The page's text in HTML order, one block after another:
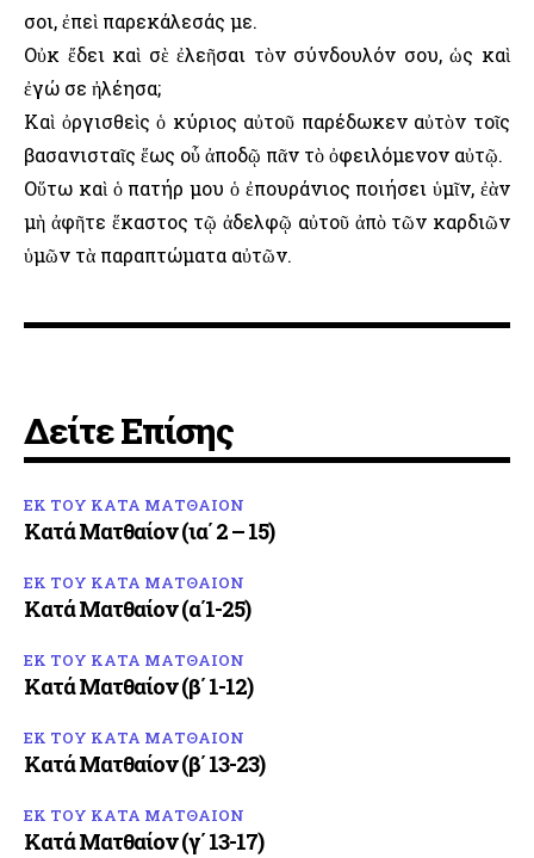
σοι, ἐπεὶ παρεκάλεσάς με.
Οὐκ ἔδει καὶ σὲ ἐλεῆσαι τὸν σύνδουλόν σου, ὡς καὶ
ἐγώ σε ἠλέησα;
Καὶ ὀργισθεὶς ὁ κύριος αὐτοῦ παρέδωκεν αὐτὸν τοῖς
βασανισταῖς ἕως οὗ ἀποδῷ πᾶν τὸ ὀφειλόμενον αὐτῷ.
Οὕτω καὶ ὁ πατήρ μου ὁ ἐπουράνιος ποιήσει ὑμῖν, ἐὰν
μὴ ἀφῆτε ἕκαστος τῷ ἀδελφῷ αὐτοῦ ἀπὸ τῶν καρδιῶν
ὑμῶν τὰ παραπτώματα αὐτῶν.
Δείτε Επίσης
ΕΚ ΤΟΥ ΚΑΤΑ ΜΑΤΘΑΙΟΝ
Κατά Ματθαίον (ια΄ 2 – 15)
ΕΚ ΤΟΥ ΚΑΤΑ ΜΑΤΘΑΙΟΝ
Κατά Ματθαίον (α΄1-25)
ΕΚ ΤΟΥ ΚΑΤΑ ΜΑΤΘΑΙΟΝ
Κατά Ματθαίον (β΄ 1-12)
ΕΚ ΤΟΥ ΚΑΤΑ ΜΑΤΘΑΙΟΝ
Κατά Ματθαίον (β΄ 13-23)
ΕΚ ΤΟΥ ΚΑΤΑ ΜΑΤΘΑΙΟΝ
Κατά Ματθαίον (γ΄ 13-17)